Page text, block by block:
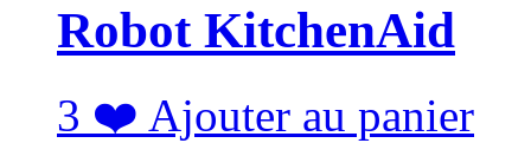
Robot KitchenAid
3 ❤️ Ajouter au panier